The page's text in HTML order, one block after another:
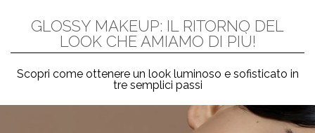
GLOSSY MAKEUP: IL RITORNO DEL
LOOK CHE AMIAMO DI PIÙ!
Scopri come ottenere un look luminoso e sofisticato in
tre semplici passi